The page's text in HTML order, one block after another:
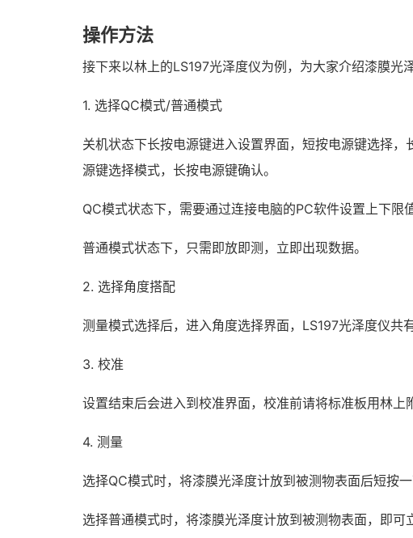
操作方法
接下来以林上的LS197光泽度仪为例，为大家介绍漆膜光
1. 选择QC模式/普通模式
关机状态下长按电源键进入设置界面，短按电源键选择
源键选择模式，长按电源键确认。
QC模式状态下，需要通过连接电脑的PC软件设置上下限
普通模式状态下，只需即放即测，立即出现数据。
2. 选择角度搭配
测量模式选择后，进入角度选择界面，LS197光泽度仪共
3. 校准
设置结束后会进入到校准界面，校准前请将标准板用林上
4. 测量
选择QC模式时，将漆膜光泽度计放到被测物表面后短按
选择普通模式时，将漆膜光泽度计放到被测物表面，即